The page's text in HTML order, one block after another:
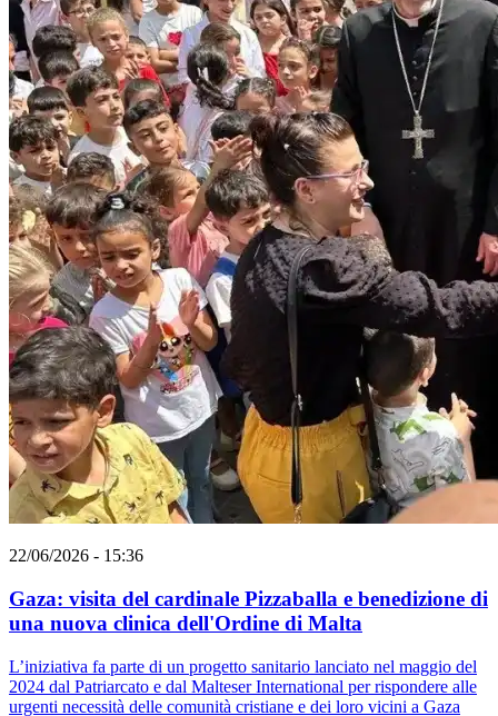
22/06/2026 - 15:36
Gaza: visita del cardinale Pizzaballa e benedizione di
una nuova clinica dell'Ordine di Malta
L’iniziativa fa parte di un progetto sanitario lanciato nel maggio del
2024 dal Patriarcato e dal Malteser International per rispondere alle
urgenti necessità delle comunità cristiane e dei loro vicini a Gaza